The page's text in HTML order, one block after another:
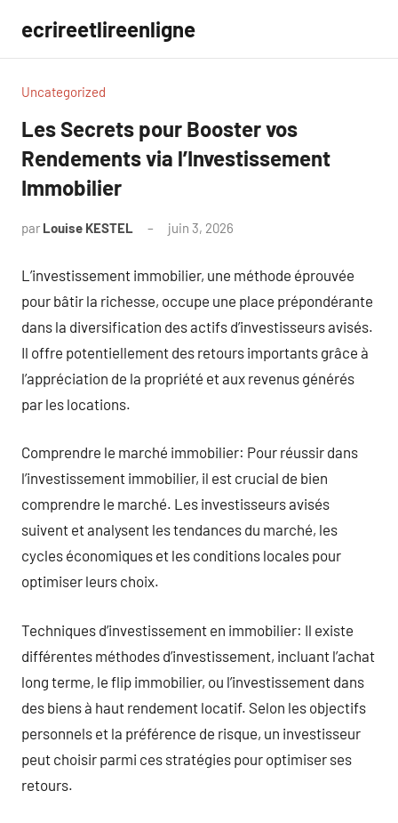
contenu
ecrireetlireenligne
Uncategorized
Les Secrets pour Booster vos
Rendements via l’Investissement
Immobilier
par Louise KESTEL juin 3, 2026
L’investissement immobilier, une méthode éprouvée
pour bâtir la richesse, occupe une place prépondérante
dans la diversification des actifs d’investisseurs avisés.
Il offre potentiellement des retours importants grâce à
l’appréciation de la propriété et aux revenus générés
par les locations.
Comprendre le marché immobilier: Pour réussir dans
l’investissement immobilier, il est crucial de bien
comprendre le marché. Les investisseurs avisés
suivent et analysent les tendances du marché, les
cycles économiques et les conditions locales pour
optimiser leurs choix.
Techniques d’investissement en immobilier: Il existe
différentes méthodes d’investissement, incluant l’achat
long terme, le flip immobilier, ou l’investissement dans
des biens à haut rendement locatif. Selon les objectifs
personnels et la préférence de risque, un investisseur
peut choisir parmi ces stratégies pour optimiser ses
retours.